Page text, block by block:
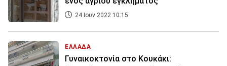
24 Ιουν 2022 10:15
ΕΛΛΑΔΑ
Γυναικοκτονία στο Κουκάκι: